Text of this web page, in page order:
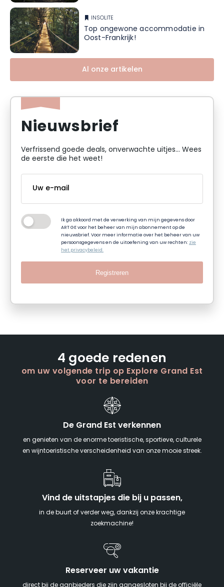
INSOLITE
Top ongewone accommodatie in
Oost-Frankrijk!
Al onze artikelen
Nieuwsbrief
Verfrissend goede deals, onverwachte uitjes... Wees
de eerste die het weet!
Ik ga akkoord met de verwerking van mijn gegevens door
ART GE voor het beheer van mijn abonnement op de
nieuwsbrief. Voor meer informatie over het beheer van uw
persoonsgegevens en de uitoefening van uw rechten:zie
het privacybeleid.
Registreren
4 goede redenen
om uw volgende trip op Explore Grand Est
voor te bereiden
De Grand Est verkennen
en genieten van de enorme toeristische, sportieve, culturele
en wijntoeristische verscheidenheid van onze mooie streek.
Vind de uitstapjes die bij u passen,
in de buurt of verder weg, dankzij onze krachtige
zoekmachine!
Reserveer uw vakantie